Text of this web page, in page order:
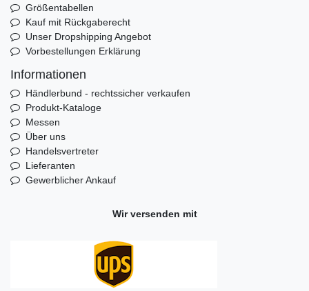
Größentabellen
Kauf mit Rückgaberecht
Unser Dropshipping Angebot
Vorbestellungen Erklärung
Informationen
Händlerbund - rechtssicher verkaufen
Produkt-Kataloge
Messen
Über uns
Handelsvertreter
Lieferanten
Gewerblicher Ankauf
Wir versenden mit